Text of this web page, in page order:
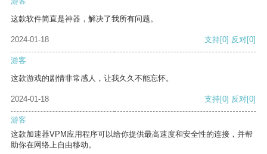
这款软件简直是神器，解决了我所有问题。
2024-01-18 支持[0] 反对[0]
游客
这款游戏的剧情非常感人，让我久久不能忘怀。
2024-01-18 支持[0] 反对[0]
游客
这款加速器VPM应用程序可以给你提供最高速度和安全性的连接，并帮
助你在网络上自由移动。